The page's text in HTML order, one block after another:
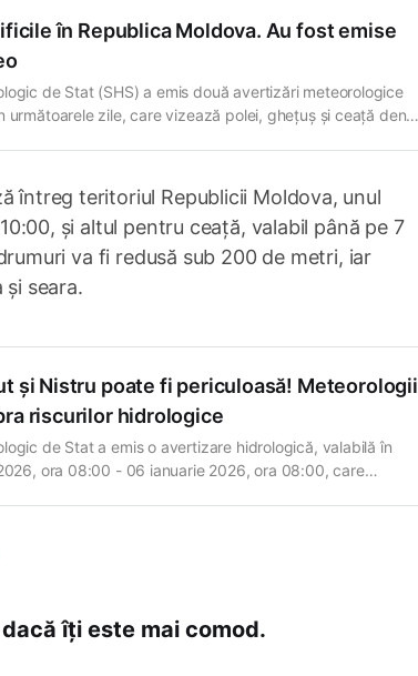
în Republica Moldova. Au fost emise
de Stat (SHS) a emis două avertizări meteorologice
următoarele zile, care vizează polei, ghețuș și ceață densă
întreg teritoriul Republicii Moldova, unul
și altul pentru ceață, valabil până pe 7
va fi redusă sub 200 de metri, iar
și seara.
și Nistru poate fi periculoasă! Meteorologii
riscurilor hidrologice
de Stat a emis o avertizare hidrologică, valabilă în
ora 08:00 - 06 ianuarie 2026, ora 08:00, care
dacă îți este mai comod.